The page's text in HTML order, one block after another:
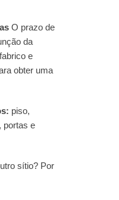
O prazo de
da
e
obter uma
piso,
portas e
sítio? Por